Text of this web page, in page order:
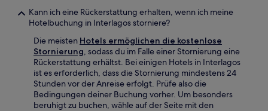
Kann ich eine Rückerstattung erhalten, wenn ich meine
Hotelbuchung in Interlagos storniere?
Die meisten Hotels ermöglichen die kostenlose
Stornierung, sodass du im Falle einer Stornierung eine
Rückerstattung erhältst. Bei einigen Hotels in Interlagos
ist es erforderlich, dass die Stornierung mindestens 24
Stunden vor der Anreise erfolgt. Prüfe also die
Bedingungen deiner Buchung vorher. Um besonders
beruhigt zu buchen, wähle auf der Seite mit den